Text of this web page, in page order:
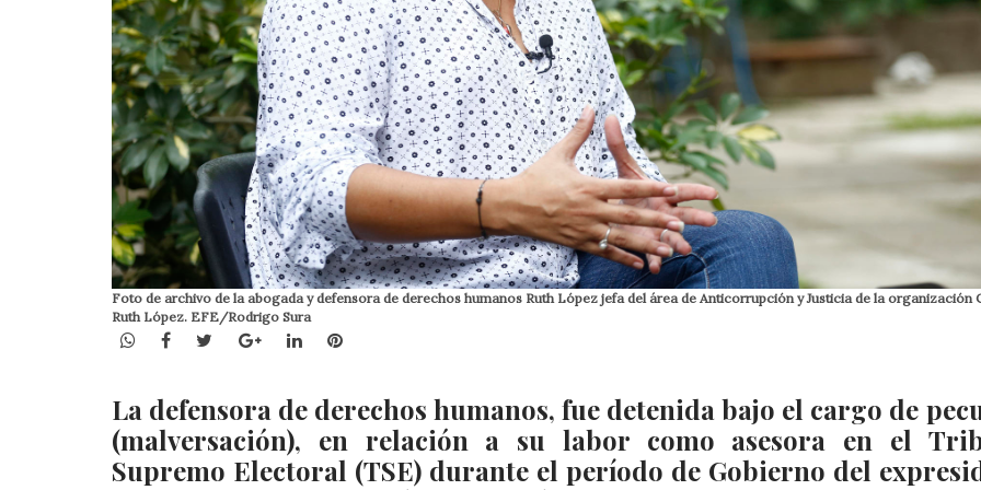
Foto de archivo de la abogada y defensora de derechos humanos Ruth López jefa del área de Anticorrupción y Justicia de la organización
Ruth López. EFE/Rodrigo Sura
WhatsApp
Facebook
TwitterGoogle+LinkedInPinterest
La defensora de derechos humanos, fue detenida bajo el cargo de
(malversación), en relación a su labor como asesora en el
Supremo Electoral (TSE) durante el período de Gobierno del